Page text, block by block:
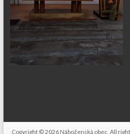
Copyright © 2026 Náboženská obec. All